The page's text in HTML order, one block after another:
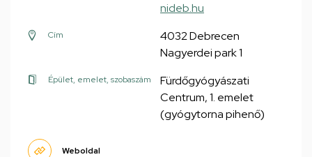
nideb.hu
Cím
4032 Debrecen
Nagyerdei park 1
Épület, emelet, szobaszám
Fürdőgyógyászati
Centrum, 1. emelet
(gyógytorna pihenő)
Weboldal